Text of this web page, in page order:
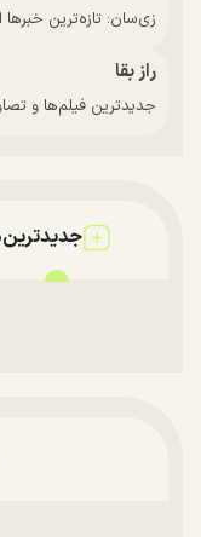
زی‌سان: تازه‌ترین خبرها
راز بقا
جدیدترین فیلم‌ها و